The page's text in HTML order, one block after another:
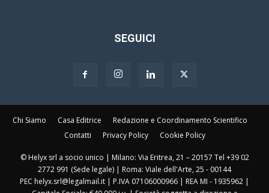
SEGUICI
Chi Siamo Casa Editrice
Redazione e Coordinamento Scientifico
Contatti
Privacy Policy Cookie Policy
© Helyx srl a socio unico | Milano: Via Eritrea, 21 – 20157 Tel +39 02
2772 991 (Sede legale) | Roma: Viale dell'Arte, 25 - 00144
PEC helyx.srl@legalmail.it | P.IVA 07106000966 | REA MI - 1935962 |